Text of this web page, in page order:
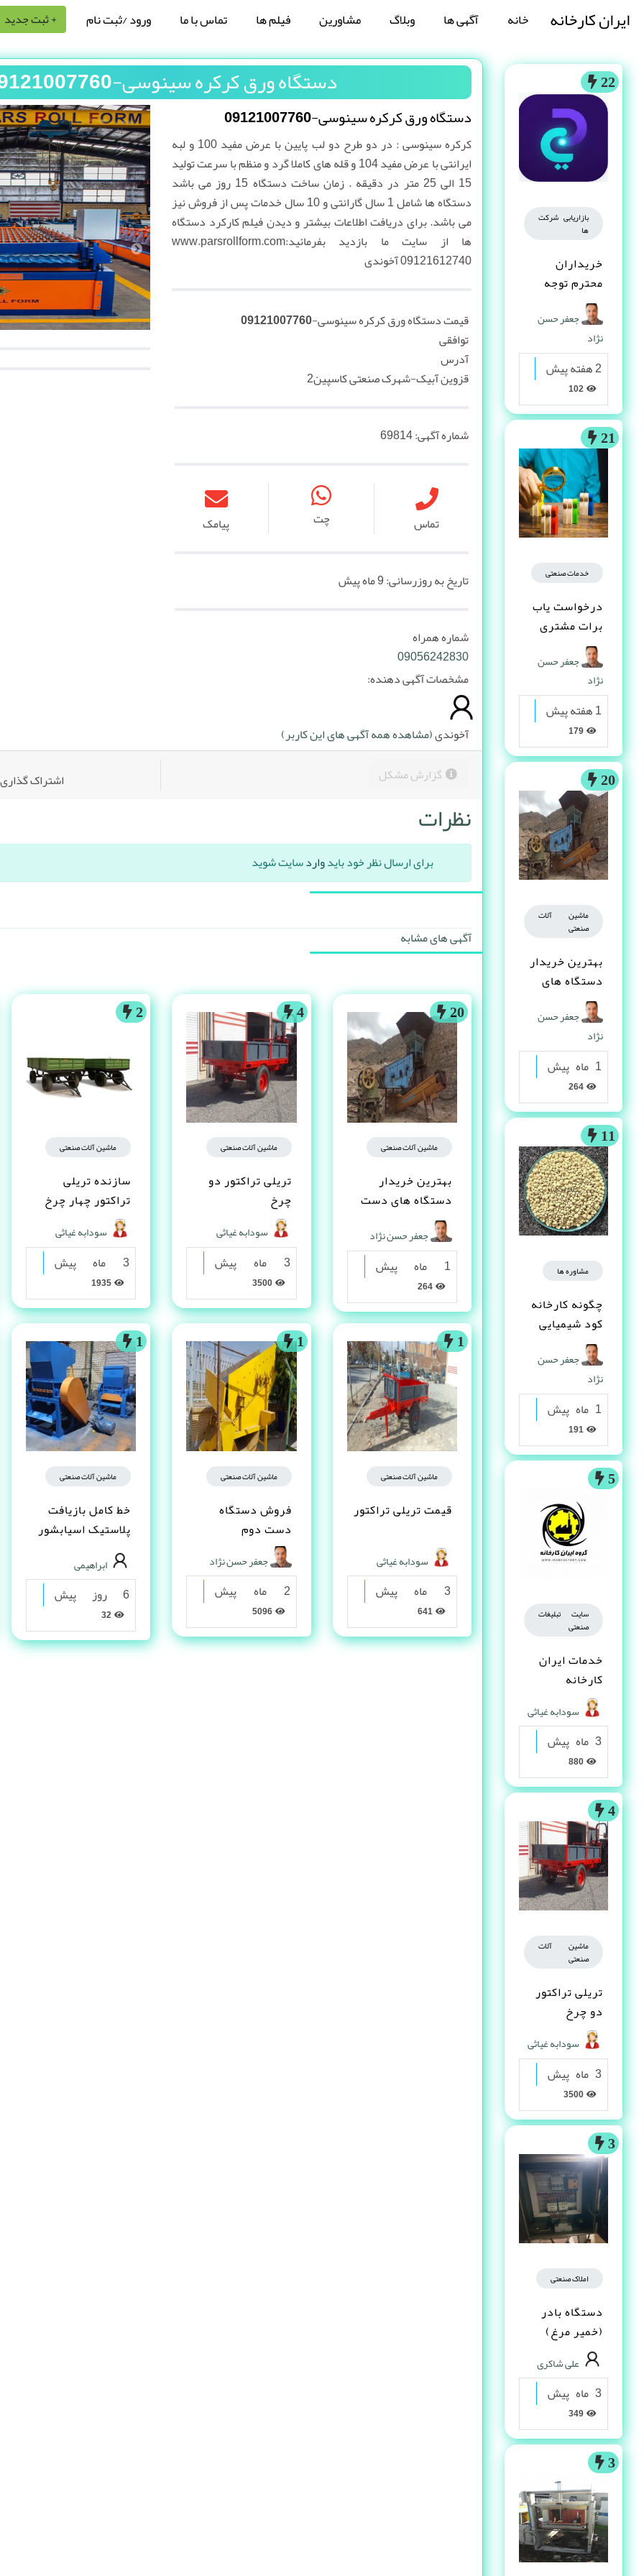
ایران کارخانه خانه آگهی ها وبلاگ مشاورین فیلم ها تماس با ما ورود /ثبت نام + ثبت جدید
22
بازاریابی شرکت
ها
خریداران
محترم توجه
کنند
جعفر حسن
نژاد
2 هفته پیش
21
خدمات صنعتی
درخواست یاب
برات مشتری
پیدا می کنه
جعفر حسن
نژاد
1 هفته پیش
20
ماشین آلات
صنعتی
بهترین خریدار
دستگاه های
دست دوم
صنعتی کیست ؟
جعفر حسن
نژاد
1 ماه پیش
11
مشاوره ها
چگونه کارخانه
کود شیمیایی
تاسیس کنم ؟
جعفر حسن
نژاد
1 ماه پیش
5
سایت تبلیغات
صنعتی
خدمات ایران
کارخانه
سودابه غیاثی
3 ماه پیش
4
ماشین آلات
صنعتی
تریلی تراکتور
دو چرخ
سودابه غیاثی
3 ماه پیش
3
املاک صنعتی
دستگاه بادر
(خمیر مرغ)
علی شاکری
3 ماه پیش
3
دستگاه ورق کرکره سینوسی-09121007760
دستگاه ورق کرکره سینوسی-09121007760
کرکره سینوسی : در دو طرح دو لب پایین با عرض مفید 100 و لبه
ایرانتی با عرض مفید 104 و قله های کاملا گرد و منظم با سرعت تولید
15 الی 25 متر در دقیقه . زمان ساخت دستگاه 15 روز می باشد
دستگاه ها شامل 1 سال گارانتی و 10 سال خدمات پس از فروش نیز
می باشد. برای دریافت اطلاعات بیشتر و دیدن فیلم کارکرد دستگاه
ها از سایت ما بازدید بفرمائید:www.parsrollform.com
09121612740 آخوندی
قیمت دستگاه ورق کرکره سینوسی-09121007760
توافقی
آدرس
قزوین آبیک-شهرک صنعتی کاسپین2
شماره آگهی:69814
تماس چت پیامک
تاریخ به روزرسانی:9 ماه پیش
شماره همراه
09056242830
مشخصات آگهی دهنده:
آخوندی(مشاهده همه آگهی های این کاربر)
گزارش مشکل
اشتراک
نظرات
برای ارسال نظر خود بایدواردسایت شوید
آگهی های مشابه
20
ماشین آلات صنعتی
بهترین خریدار
دستگاه های دست
دوم صنعتی کیست ؟
جعفر حسن نژاد
1 ماه پیش
4
ماشین آلات صنعتی
تریلی تراکتور دو
چرخ
سودابه غیاثی
3 ماه پیش
3500
2
ماشین آلات صنعتی
سازنده تریلی
تراکتور چهار چرخ
سودابه غیاثی
3 ماه پیش
1
ماشین آلات صنعتی
قیمت تریلی تراکتور
سودابه غیاثی
3 ماه پیش
1
ماشین آلات صنعتی
فروش دستگاه
دست دوم
جعفر حسن نژاد
2 ماه پیش
5096
1
ماشین آلات صنعتی
خط کامل بازیافت
پلاستیک اسیابشور
نایلون گونی بادی
نوارطیف آسیاب
پلاستیک
ابراهیمی
6 روز پیش